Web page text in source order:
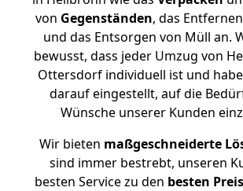
von Gegenständen, das
und das Entsorgen von Müll an.
bewusst, dass jeder Umzug von
Ottersdorf individuell ist und
darauf eingestellt, auf die
Wünsche unserer Kunden
Wir bieten maßgeschneiderte
sind immer bestrebt, unseren
besten Service zu den besten